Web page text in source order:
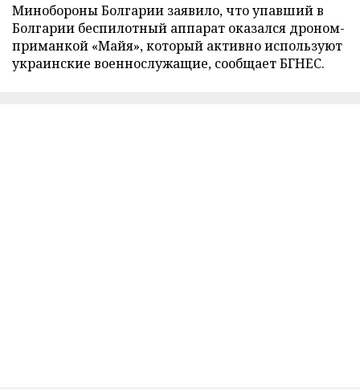
Минобороны Болгарии заявило, что упавший в
Болгарии беспилотный аппарат оказался дроном-
приманкой «Майя», который активно используют
украинские военнослужащие, сообщает БГНЕС.